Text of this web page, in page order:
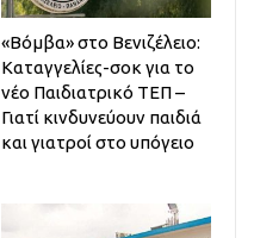
«Βόμβα» στο Βενιζέλειο:
Καταγγελίες-σοκ για το
νέο Παιδιατρικό ΤΕΠ –
Γιατί κινδυνεύουν παιδιά
και γιατροί στο υπόγειο